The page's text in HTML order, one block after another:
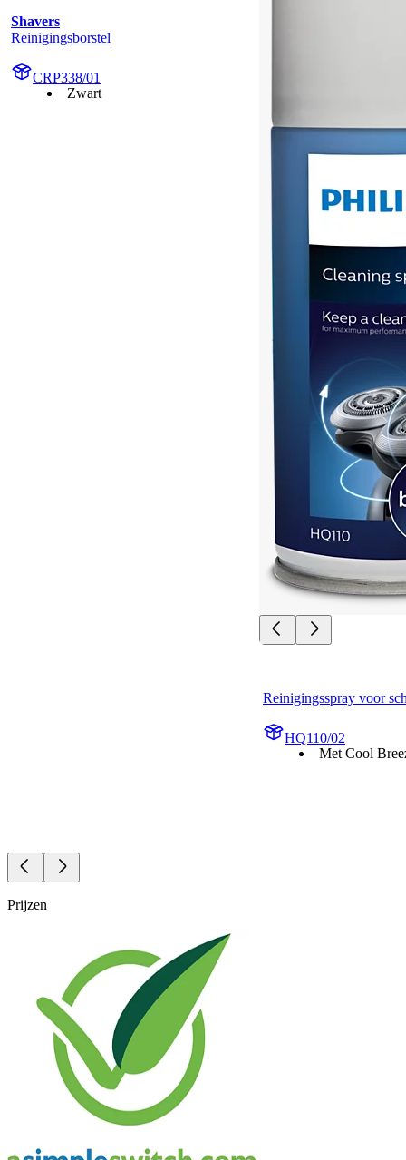
Shavers
Reinigingsborstel
CRP338/01
Zwart
Reinigingsspray voor
HQ110/02
Met Cool
Prijzen